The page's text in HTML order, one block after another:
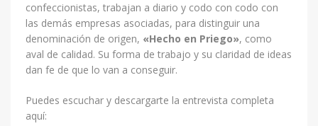
confeccionistas, trabajan a diario y codo con codo con
las demás empresas asociadas, para distinguir una
denominación de origen, «Hecho en Priego», como
aval de calidad. Su forma de trabajo y su claridad de ideas
dan fe de que lo van a conseguir.
Puedes escuchar y descargarte la entrevista completa
aquí: